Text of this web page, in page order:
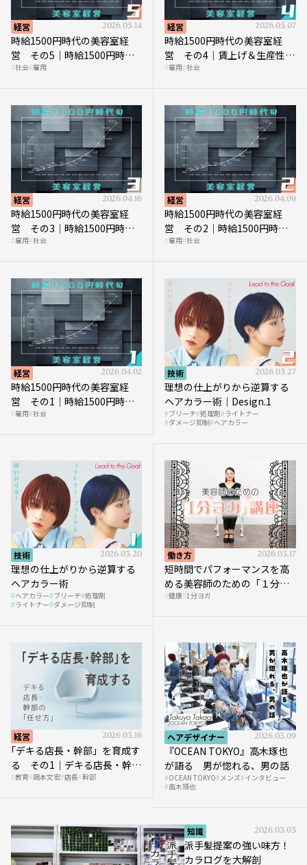
経営 2026.05.14
時給1500円時代の美容室経
営 その5｜時給1500円時代
の到来は美容業の収益構造を
社会 雇用
経営 2026.05.07
時給1500円時代の美容室経
営 その4｜賃上げ＆生産性向
上につなげる賢い助成金活用
雇用 社会
経営 2026.04.16
時給1500円時代の美容室経
営 その3｜時給1500円時
代、美容業はどのような影響
雇用 社会
経営 2026.04.09
時給1500円時代の美容室経
営 その2｜時給1500円時代
に支払う給与はいくらなのか
雇用 社会
経営 2026.04.02
時給1500円時代の美容室経
営 その1｜時給1500円時代
へ向かう社会的背景
雇用 社会
技術 2026.03.27
理想の仕上がりから逆算する
ヘアカラー術｜Design.1
ブリーチ 処理剤 ライトナー
ダメージ抑制 ヘアカラー
技術 2026.03.20
理想の仕上がりから逆算する
ヘアカラー術
ヘアカラー ブリーチ 処理剤
ライトナー ダメージ抑制
働き方 2026.03.17
短時間でパフォーマンスを高
める美容師のための「１分ヨ
ガ」講座｜実践編
健康 1分ヨガ
経営 2026.03.16
｢デキる店長・幹部」を育成す
る その1｜デキる店長・幹部
の「任せ方」
教育 岡本文宏 店長 幹部
ヘアデザイナー 2026.03.09
『OCEAN TOKYO』高木琢也
が語る 男が惚れる、男の話
OCEAN TOKYO メンズ インタビュー
高木琢也
知識 2026.03.03
派手髪提案の強い味方！
カラログを大解剖